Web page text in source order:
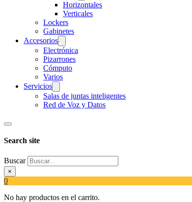
Horizontales
Verticales
Lockers
Gabinetes
Accesorios
Electrónica
Pizarrones
Cómputo
Varios
Servicios
Salas de juntas inteligentes
Red de Voz y Datos
Search site
Buscar
×
0
No hay productos en el carrito.